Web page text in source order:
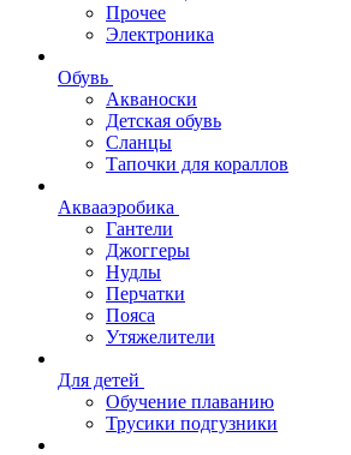
Прочее
Электроника
Обувь
Акваноски
Детская обувь
Сланцы
Тапочки для кораллов
Аквааэробика
Гантели
Джоггеры
Нудлы
Перчатки
Пояса
Утяжелители
Для детей
Обучение плаванию
Трусики подгузники